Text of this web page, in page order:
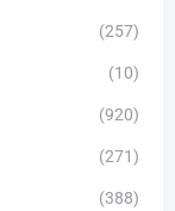
(257)
(10)
(920)
(271)
(388)